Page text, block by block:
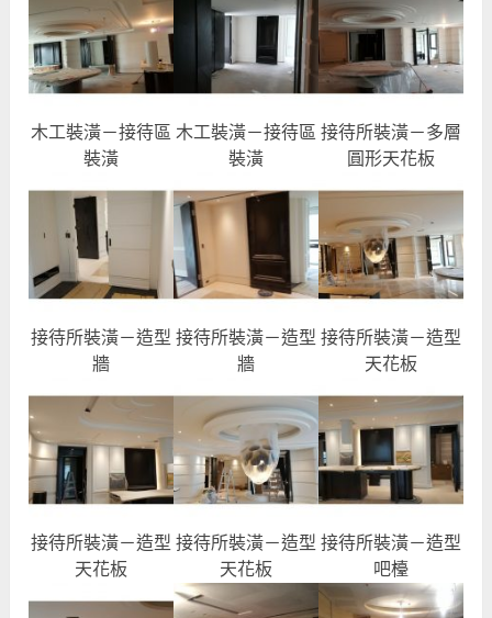
木工裝潢－接待區
裝潢
木工裝潢－接待區
裝潢
接待所裝潢－多層
圓形天花板
接待所裝潢－造型
牆
接待所裝潢－造型
牆
接待所裝潢－造型
天花板
接待所裝潢－造型
天花板
接待所裝潢－造型
天花板
接待所裝潢－造型
吧檯